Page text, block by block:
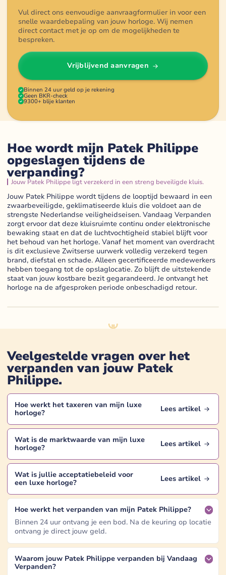
Vul direct ons eenvoudige aanvraagformulier in voor een
snelle waardebepaling van jouw horloge. Wij nemen
direct contact met je op om de mogelijkheden te
bespreken.
Vrijblijvend aanvragen
Binnen 24 uur geld op je rekening
Geen BKR-check
9300+ blije klanten
Hoe wordt mijn Patek Philippe
opgeslagen tijdens de
verpanding?
Jouw Patek Philippe ligt verzekerd in een streng beveiligde kluis.
Jouw Patek Philippe wordt tijdens de looptijd bewaard in een
zwaarbeveiligde, geklimatiseerde kluis die voldoet aan de
strengste Nederlandse veiligheidseisen. Vandaag Verpanden
zorgt ervoor dat deze kluisruimte continu onder elektronische
bewaking staat en dat de luchtvochtigheid stabiel blijft voor
het behoud van het horloge. Vanaf het moment van overdracht
is dit exclusieve Zwitserse uurwerk volledig verzekerd tegen
brand, diefstal en schade. Alleen gecertificeerde medewerkers
hebben toegang tot de opslaglocatie. Zo blijft de uitstekende
staat van jouw kostbare bezit gegarandeerd. Je ontvangt het
horloge na de afgesproken periode onbeschadigd retour.
Veelgestelde vragen over het
verpanden van jouw Patek
Philippe.
Hoe werkt het taxeren van mijn luxe
horloge? Lees artikel
Wat is de marktwaarde van mijn luxe
horloge? Lees artikel
Wat is jullie acceptatiebeleid voor
een luxe horloge? Lees artikel
Hoe werkt het verpanden van mijn Patek Philippe?
Binnen 24 uur ontvang je een bod. Na de keuring op locatie
ontvang je direct jouw geld.
Waarom jouw Patek Philippe verpanden bij Vandaag
Verpanden?